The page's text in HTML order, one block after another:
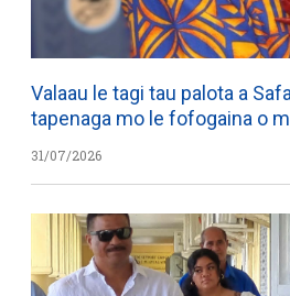
Valaau le tagi tau palota a
tapenaga mo le fofogaina o
31/07/2026